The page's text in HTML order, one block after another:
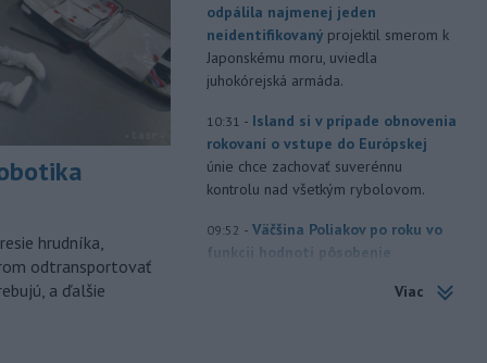
hrudníka,
odtransportovať
a ďalšie
odpálila najmenej jeden
neidentifikovaný projektil smerom k
Japonskému moru, uviedla
juhokórejská armáda.
10:31 - Island si v prípade obnovenia
rokovaní o vstupe do Európskej
únie chce zachovať suverénnu
kontrolu nad všetkým rybolovom.
09:52 - Väčšina Poliakov po roku vo
funkcii hodnotí pôsobenie
Viac